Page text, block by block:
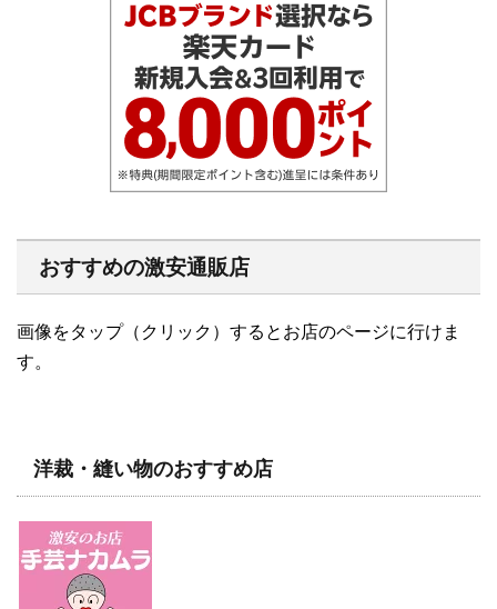
おすすめの激安通販店
画像をタップ（クリック）するとお店のページに行けま
す。
洋裁・縫い物のおすすめ店